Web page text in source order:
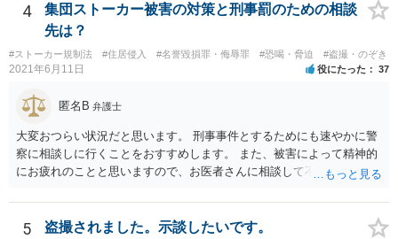
て、行為者の任意呼び出しや逮捕が遅れてしまうと、データを削除さ
れたりするリスクもあると考えて、警察としては、相応に素早い対応
をするかと思います。 そのため、仮に被害者がすぐさま被害届を出し
ていたならば、すでに警察から何らかのアクションがあっても良い時
お、今回のケースですと、盗撮映像の隠滅（スマホを隠滅）をされな
ですね。 ただ、これもすでに隠滅済みということなので、そもそも、
被害場所（行為場所）の防犯カメラを見ただけで、ご質問者様が、被
害者の肩を盗撮したといえるだけの鮮明な映像があるのか疑問です
4
集団ストーカー被害の対策と刑事罰のための相談
先は？
#ストーカー規制法 #住居侵入 #名誉毀損罪・侮辱罪 #恐喝・脅迫 #盗撮・のぞき
2021年6月11日 役にたった 37
匿名B 弁護士
大変おつらい状況だと思います。 刑事事件とするためにも速やかに警
察に相談しに行くことをおすすめします。 また、被害によって精神的
にお疲れのことと思いますので、お医者さんに相談して不安な気持ち
5 盗撮されました。示談したいです。